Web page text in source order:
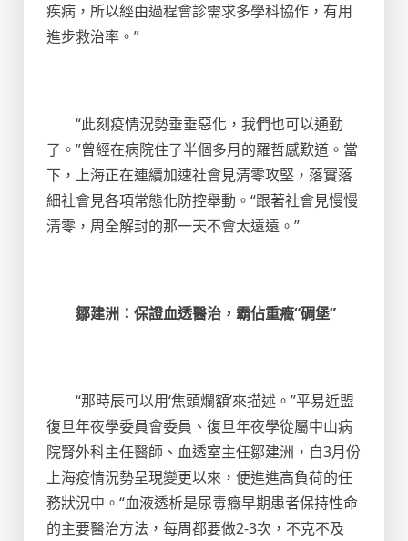
疾病，所以經由過程會診需求多學科協作，有用
進步救治率。”
“此刻疫情況勢垂垂惡化，我們也可以通勤
了。”曾經在病院住了半個多月的羅哲感歎道。當
下，上海正在連續加速社會見清零攻堅，落實落
細社會見各項常態化防控舉動。“跟著社會見慢慢
清零，周全解封的那一天不會太遠遠。”
鄒建洲：保證血透醫治，霸佔重癥“碉堡”
“那時辰可以用‘焦頭爛額’來描述。”平易近盟
復旦年夜學委員會委員、復旦年夜學從屬中山病
院腎外科主任醫師、血透室主任鄒建洲，自3月份
上海疫情況勢呈現變更以來，便進進高負荷的任
務狀況中。“血液透析是尿毒癥早期患者保持性命
的主要醫治方法，每周都要做2-3次，不克不及